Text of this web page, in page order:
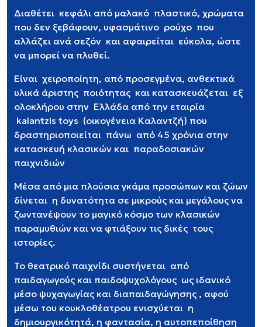
Διαθέτει κεφάλι από μαλακό πλαστικό, χρώματα
που δεν ξεβάφουν, υφασμάτινο ρούχο που
αλλάζει ανά σεζόν και αφαιρείται εύκολα, ώστε
να μπορεί να πλυθεί.
Είναι χειροποίητη, από προσεγμένα, ανθεκτικά
υλικά άριστης ποιότητας και κατασκευάζεται εξ
ολοκλήρου στην Ελλάδα από την εταιρία
kalantzis toys (οικογένεια Καλαντζή) που
δραστηριοποιείται πάνω από 45 χρόνια στην
κατασκευή κλασικών και παραδοσιακών
παιχνιδιών
Μέσα από μια πλούσια γκάμα προσώπων και ζώων
δίνεται η δυνατότητα σε μικρούς και μεγάλους να
ζωντανέψουν το μαγικό κόσμο των κλασικών
παραμυθιών και να φτιάξουν τις δικές τους
ιστορίες.
Το θεατρικό παιχνίδι συστήνεται από
παιδαγωγούς και παιδοψυχολόγους ως ιδανικό
μέσο ψυχαγωγίας και διαπαιδαγώγησης , αφού
μέσω του κουκλοθέατρου ενισχύεται η
δημιουργικότητά, η φαντασία, η αυτοπεποίθηση